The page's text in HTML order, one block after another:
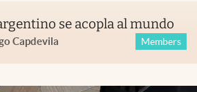
se acopla al mundo
Capdevila Members